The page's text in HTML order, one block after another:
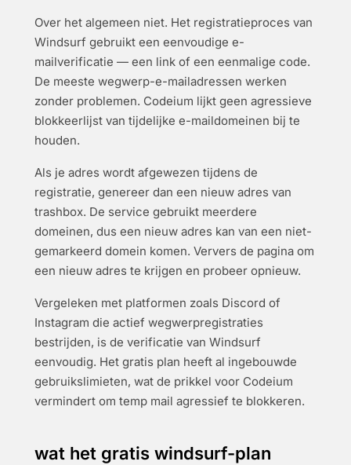
Over het algemeen niet. Het registratieproces van
Windsurf gebruikt een eenvoudige e-
mailverificatie — een link of een eenmalige code.
De meeste wegwerp-e-mailadressen werken
zonder problemen. Codeium lijkt geen agressieve
blokkeerlijst van tijdelijke e-maildomeinen bij te
houden.
Als je adres wordt afgewezen tijdens de
registratie, genereer dan een nieuw adres van
trashbox. De service gebruikt meerdere
domeinen, dus een nieuw adres kan van een niet-
gemarkeerd domein komen. Ververs de pagina om
een nieuw adres te krijgen en probeer opnieuw.
Vergeleken met platformen zoals Discord of
Instagram die actief wegwerpregistraties
bestrijden, is de verificatie van Windsurf
eenvoudig. Het gratis plan heeft al ingebouwde
gebruikslimieten, wat de prikkel voor Codeium
vermindert om temp mail agressief te blokkeren.
wat het gratis windsurf-plan